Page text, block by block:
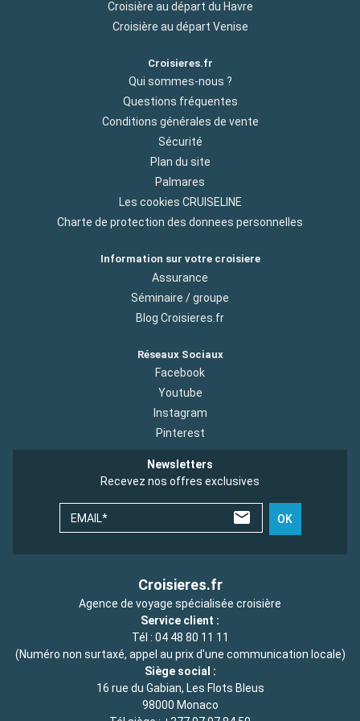
sable blanc et ses eaux cristallines, est parfaite pour une
journée détente. Pour les amoureux de la nature, la grotte de
une vue époustouflante, rendez-vous au point de vue de
Cherry Tree Hill, d'où vous pourrez admirer la côte est de l'île et
ses paysages saisissants.
Croisière au départ du Havre
Croisière au départ Venise
Croisieres.fr
Qui sommes-nous ?
Questions fréquentes
Conditions générales de vente
Sécurité
Plan du site
Palmares
Les cookies CRUISELINE
Charte de protection des donnees personnelles
Information sur votre croisiere
Assurance
Séminaire / groupe
Blog Croisieres.fr
Réseaux Sociaux
Facebook
Youtube
Instagram
Pinterest
Newsletters
Recevez nos offres exclusives
EMAIL* OK
Croisieres.fr
Agence de voyage spécialisée croisière
Service client :
Tél : 04 48 80 11 11
(Numéro non surtaxé, appel au prix d'une communication locale)
Siège social :
16 rue du Gabian, Les Flots Bleus
98000 Monaco